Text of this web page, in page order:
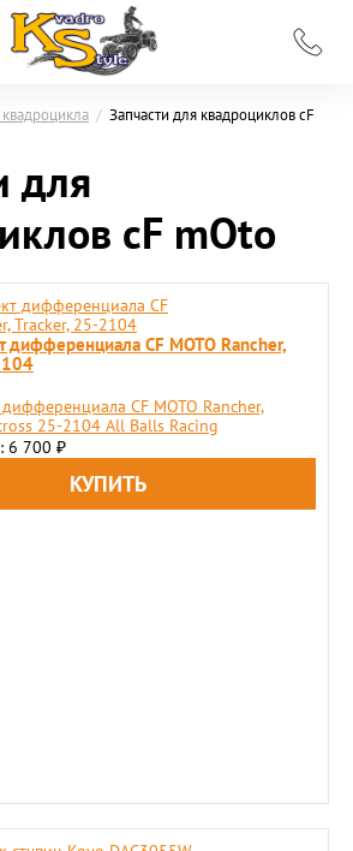
/ Запчасти для квадроциклов сF
для
сF mOto
дифференциала CF MOTO Rancher,
CF MOTO Rancher,
25-2104 All Balls Racing
6 700 ₽